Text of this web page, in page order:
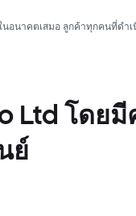
อนาคตเสมอ ลูกค้าทุกคนที่ดำ
Ltd โดยมี
ย์